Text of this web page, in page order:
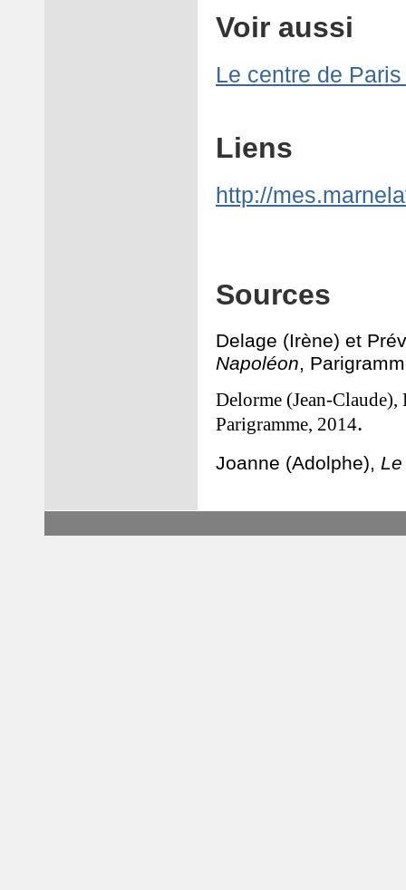
Voir aussi
Le centre de
Liens
http://
Sources
Delage (Irène) et
Napoléon,
Delorme (Jean-
Parigramme, 2014.
Joanne (Adolphe),